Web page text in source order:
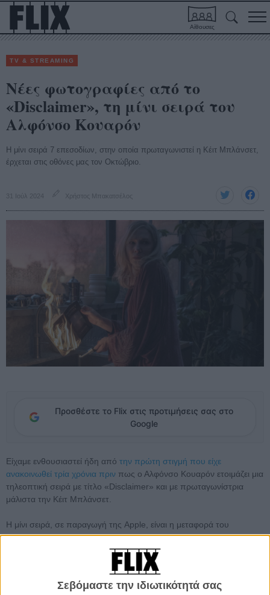
Σεβόμαστε την ιδιωτικότητά σας
Αίθουσες
TV & STREAMING
Νέες φωτογραφίες από το
«Disclaimer», τη μίνι σειρά του
Αλφόνσο Κουαρόν
Η μίνι σειρά 7 επεσοδίων, στην οποία πρωταγωνιστεί η Κέιτ Μπλάνσετ,
έρχεται στις οθόνες μας τον Οκτώβριο.
31 Ιούλ 2024 Χρήστος Μπακατσέλος
Προσθέστε το Flix στις προτιμήσεις σας στο
Google
Είχαμε ενθουσιαστεί ήδη από την πρώτη στιγμή που είχε
ανακοινωθεί τρία χρόνια πριν πως ο Αλφόνσο Κουαρόν ετοιμάζει μια
τηλεοπτική σειρά με τίτλο «Disclaimer» και με πρωταγωνίστρια
μάλιστα την Κέιτ Μπλάνσετ.
Η μίνι σειρά, σε παραγωγή της Apple, είναι η μεταφορά του
αστυνομικού βιβλίου της Ρενέ Νάιτ, που εστιάζει στην Κάθριν
Ρέιβενσκροφτ, μία διάσημη τηλεοπτική δημοσιογράφο, που τα
ερευνητικά της ντοκιμαντέρ ξεσκεπάζουν σκάνδαλα πίσω από
απυρόβλητα ιδρύματα, πρόσωπα και θεσμούς. Μόνο που η ζωή
την πληρώνει με το ίδιο νόμισμα. Διαβάζοντας το βιβλίο ενός χήρου